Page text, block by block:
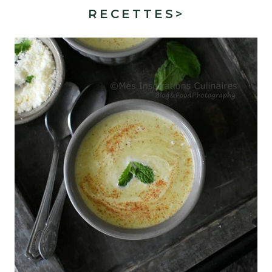
RECETTES >